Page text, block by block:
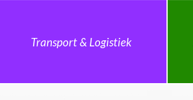
Transport & Logistiek